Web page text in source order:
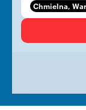
Chmielna,